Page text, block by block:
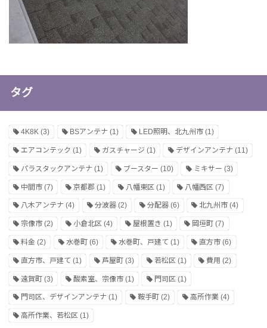
タグ
4K8K (3) BSアンテナ(1) LED照明、北九州市(1)
エアコンテック (1) ガスチャージ (1) デザインアンテナ(11)
パラスタックアンテナ (1) ブースター (10) ミキサー (3)
中間市 (7) 京都郡 (1) 八幡東区 (1) 八幡西区 (7)
八木アンテナ (4) 分波器(2) 分配器(6) 北九州市 (4)
宗像市 (2) 小倉北区(4) 屋根置き (1) 岡垣町 (7)
料金 (2) 水巻町(6) 水巻町、戸建て (1) 直方市 (6)
直方市、戸建て (1) 芦屋町(3) 若松区 (1) 費用 (2)
遠賀町 (3) 酸素室、宗像市(1) 門司区 (1)
門司区、デザインアンテナ (1) 鞍手町(2) 高所作業(4)
高所作業、若松区 (1)